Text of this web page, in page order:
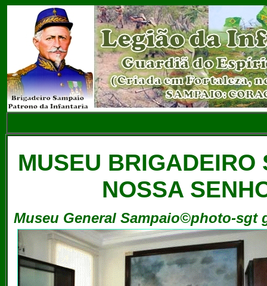
MUSEU BRIGADEIRO
NOSSA
Museu General Sampaio©photo-sgt